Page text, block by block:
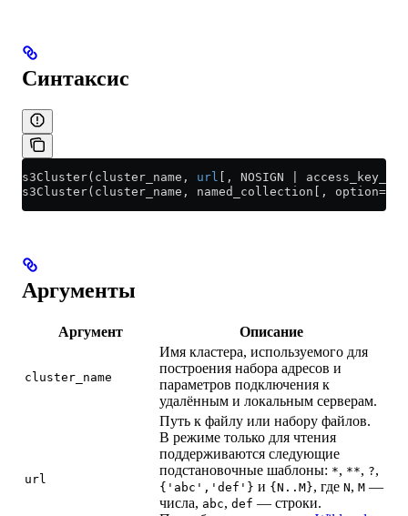
Синтаксис
s3Cluster(cluster_name, url [, NOSIGN |
s3Cluster(cluster_name, named_collection[,
Аргументы
Аргумент Описание
cluster_name
Имя кластера, используемого для
построения набора адресов и
параметров подключения к
удалённым и локальным серверам.
url
Путь к файлу или набору файлов.
В режиме только для чтения
поддерживаются следующие
подстановочные шаблоны: *, **, ?,
{'abc','def'} и {N..M}, где N, M —
числа, abc, def — строки.